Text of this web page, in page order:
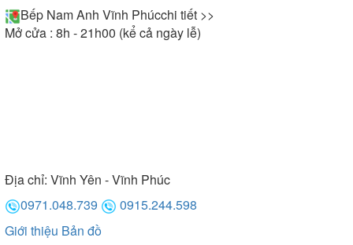
Bếp Nam Anh Vĩnh Phúcchi tiết >>
Mở cửa : 8h - 21h00 (kể cả ngày lễ)
Địa chỉ: Vĩnh Yên - Vĩnh Phúc
0971.048.739
0915.244.598
Giới thiệu Bản đồ